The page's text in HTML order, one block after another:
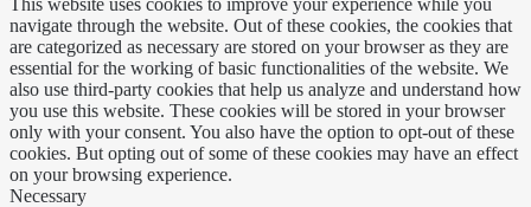
navigate through the website. Out of these cookies, the cookies that
are categorized as necessary are stored on your browser as they are
essential for the working of basic functionalities of the website. We
also use third-party cookies that help us analyze and understand how
you use this website. These cookies will be stored in your browser
only with your consent. You also have the option to opt-out of these
cookies. But opting out of some of these cookies may have an effect
on your browsing experience.
Necessary